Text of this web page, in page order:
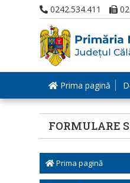
0242.534.411
Prima pagină
FORMULARE
Prima pagină